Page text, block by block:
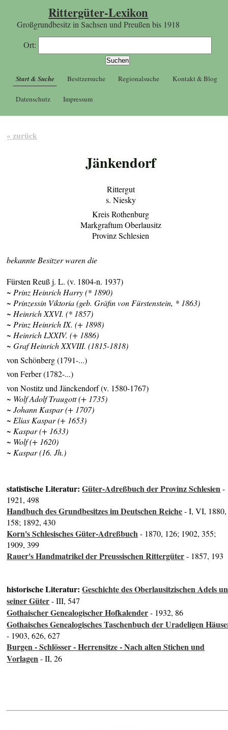
Rittergüter-Lexikon
Großgrundbesitz in Sachsen und Preußen bis 1918
Ort:
Start & Suche Besitzersuche Regionalsuche Kontakt & Blog
Datenschutz Impressum
« zurück
Jänkendorf
Rittergut
s. Niesky
Kreis Rothenburg
Markgraftum Oberlausitz
Provinz Schlesien
bekannte Besitzer waren die
Fürsten Reuß j. L. (v. 1804-n. 1937)
~ Prinz Heinrich Harry (* 1890)
~ Prinzessin Viktoria (geb. Gräfin von Fürstenstein, * 1863)
~ Heinrich XXVI. (* 1857)
~ Prinz Heinrich IX. (+ 1898)
~ Heinrich LXXIV. (+ 1886)
~ Graf Heinrich XXVIII. (1815-1818)
von Schönberg (1791-...)
von Ferber (1782-...)
von Nostitz und Jänckendorf (v. 1580-1767)
~ Wolf Adolf Traugott (+ 1735)
~ Johann Kaspar (+ 1707)
~ Elias Kaspar (+ 1653)
~ Kaspar (+ 1633)
~ Wolf (+ 1620)
~ Kaspar (16. Jh.)
statistische Literatur:Güter-Adreßbuch der Provinz Schlesien-
1921, 498
Handbuch des Grundbesitzes im Deutschen Reiche- I, VI, 1880,
158; 1892, 430
Korn's Schlesisches Güter-Adreßbuch- 1870, 126; 1902, 355;
1909, 399
Rauer's Handmatrikel der Preussischen Rittergüter- 1857, 193
historische Literatur:Geschichte des Oberlausitzischen Adels
seiner Güter- III, 547
Gothaischer Genealogischer Hofkalender- 1932, 86
Gothaisches Genealogisches Taschenbuch der Uradeligen
- 1903, 626, 627
Burgen - Schlösser - Herrensitze - Nach alten Stichen und
Vorlagen- II, 26